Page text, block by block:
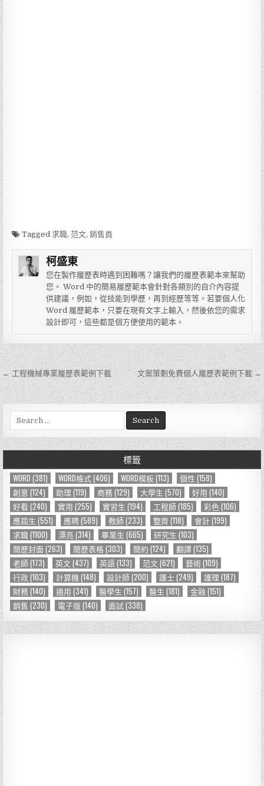
Tagged求職,范文,銷售員
柯盛東
您在製作履歷表時遇到困難嗎？讓我們的履歷表範本來幫助
您。 Word 中的簡易履歷範本會針對各類別的自介內容提
供建議，例如，從技能到學歷，再到經歷等等。若要個人化
Word 履歷範本，只要在現有文字上輸入，然後依您的需求
設計即可，這些都是個方便使用的範本。
文
章
導
覽
← 工程機械專業履歷表範例下載 文案策劃免費個人履歷表範例下載 →
e
a
r
h
f
o
r
標籤
WORD (381) WORD格式(406) WORD模板(113) 個性 (158)
創意 (124) 助理 (119) 商務(129) 大學生 (570) 好用 (140)
好看 (240) 實用 (255) 實習生 (194) 工程師(185) 彩色(106)
應屆生 (551) 應聘(589) 教師(233) 整齊(118) 會計(199)
求職(1100) 漂亮 (314) 畢業生 (665) 研究生 (103)
簡歷封面(263) 簡歷表格(303) 簡約 (124) 翻譯(135)
老師(173) 英文(437) 英語(133) 范文(621) 藝術(109)
行政(103) 計算機 (148) 設計師(200) 護士(249) 護理 (187)
財務(140) 通用 (341) 醫學生 (157) 醫生 (181) 金融 (151)
銷售 (230) 電子版 (140) 面試(338)